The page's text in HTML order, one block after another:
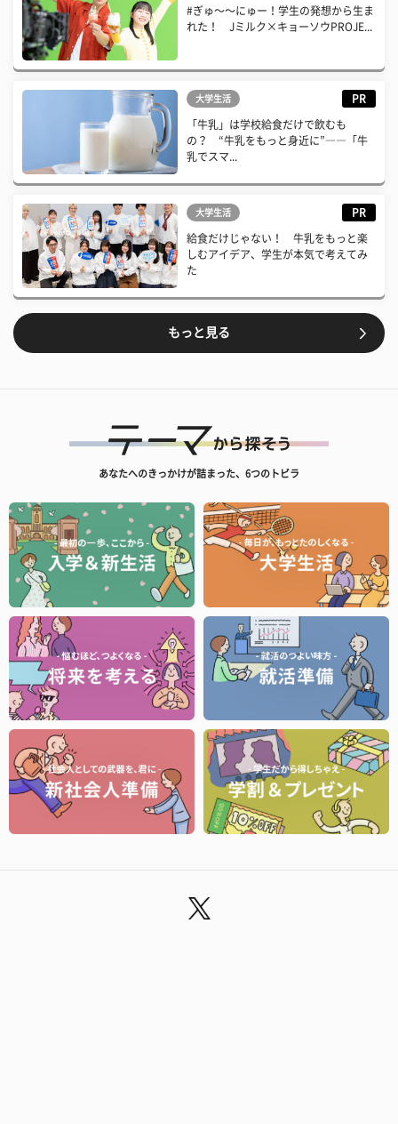
#ぎゅ〜〜にゅー！学生の発想から生ま
れた！ Jミルク×キョーソウPROJE...
大学生活 PR
「牛乳」は学校給食だけで飲むも
の？ “牛乳をもっと身近に”――「牛
乳でスマ...
大学生活 PR
給食だけじゃない！ 牛乳をもっと楽
しむアイデア、学生が本気で考えてみ
た
もっと見る
あなたへのきっかけが詰まった、6つのトビラ